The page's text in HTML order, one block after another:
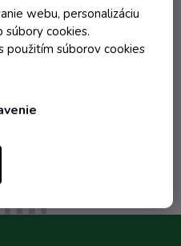
webu, personalizáciu
súbory cookies.
použitím súborov cookies
DPH